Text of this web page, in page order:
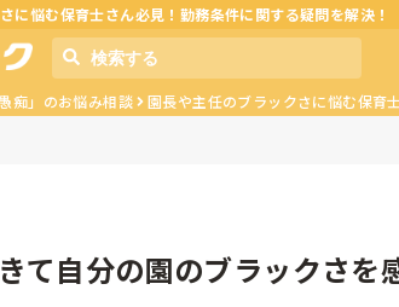
に悩む保育士さん必見！勤務条件に関する疑問を解決！
愚痴」のお悩み相談 園長や主任のブラックさに悩む保育
て自分の園のブラックさを